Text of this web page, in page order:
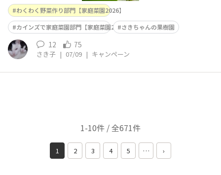
わくわく野菜作り部門【家庭菜園2026】
カインズで家庭菜園部門【家庭菜園2026】さきちゃんの果樹園
12 75
さき子 | 07/09 | キャンペーン
1-10件 / 全671件
1 2 3 4 5 … ›